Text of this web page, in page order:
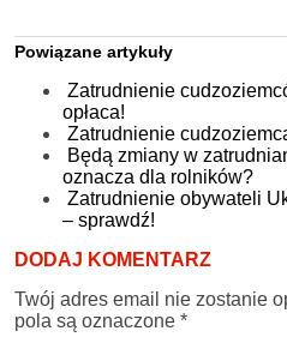
Powiązane artykuły
Zatrudnienie
opłaca!
Zatrudnienie
Będą zmiany w
oznacza dla rolników?
Zatrudnienie obywateli
– sprawdź!
DODAJ KOMENTARZ
Twój adres email nie zostanie
pola są oznaczone *